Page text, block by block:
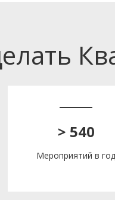
> 540
Мероприятий в год